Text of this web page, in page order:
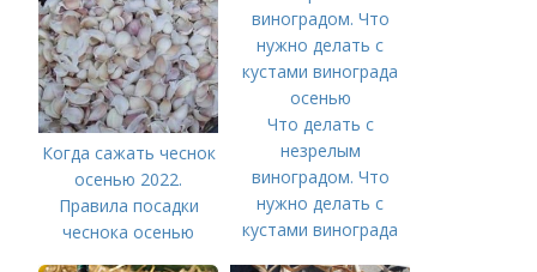
Когда сажать чеснок
осенью 2022.
Правила посадки
чеснока осенью
Что делать с
незрелым
виноградом. Что
нужно делать с
кустами винограда